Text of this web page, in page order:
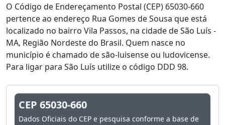
O Código de Endereçamento Postal (CEP) 65030-660
pertence ao endereço Rua Gomes de Sousa que está
localizado no bairro Vila Passos, na cidade de São Luís -
MA, Região Nordeste do Brasil. Quem nasce no
município é chamado de são-luisense ou ludovicense.
Para ligar para São Luís utilize o código DDD 98.
CEP 65030-660
Dados Oficiais do CEP e pesquisa conforme a base de